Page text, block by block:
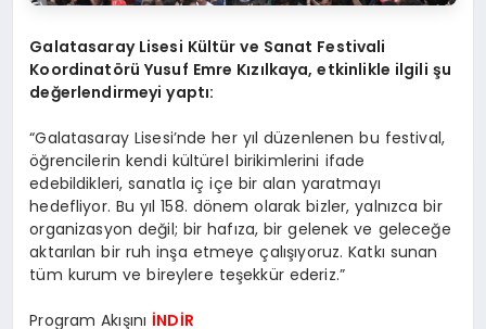
Galatasaray Lisesi Kültür ve Sanat Festivali
Koordinatörü Yusuf Emre Kızılkaya, etkinlikle ilgili şu
değerlendirmeyi yaptı:
“Galatasaray Lisesi’nde her yıl düzenlenen bu festival,
öğrencilerin kendi kültürel birikimlerini ifade
edebildikleri, sanatla iç içe bir alan yaratmayı
hedefliyor. Bu yıl 158. dönem olarak bizler, yalnızca bir
organizasyon değil; bir hafıza, bir gelenek ve geleceğe
aktarılan bir ruh inşa etmeye çalışıyoruz. Katkı sunan
tüm kurum ve bireylere teşekkür ederiz.”
Program Akışını İNDİR